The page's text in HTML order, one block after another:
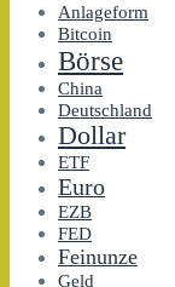
Anlageform
Bitcoin
Börse
China
Deutschland
Dollar
ETF
Euro
EZB
FED
Feinunze
Geld